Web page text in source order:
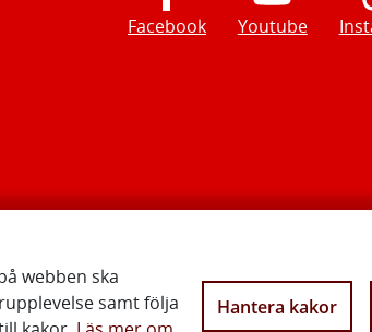
webben ska
samt följa
Hantera kakor
Vi gör Sverige närmare
Facebook Youtube